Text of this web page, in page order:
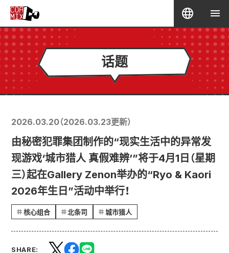
话题
2026.03.20（2026.03.23更新）
由秘密犯罪集团制作的“现实生活中的异常发
现游戏‘城市猎人 真假难辨’”将于4月1日（星期
三）起在Gallery Zenon举办的“Ryo & Kaori
2026年生日”活动中举行！
核心组合 北条司 城市猎人
SHARE: